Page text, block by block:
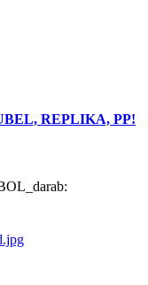
REPLIKA, PP!